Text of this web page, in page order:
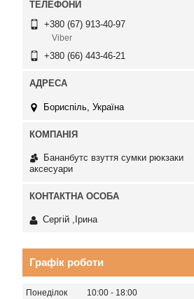
+380 (67) 913-40-97
Viber
+380 (66) 443-46-21
Бориспіль, Україна
Бананбутс взуття сумки рюкзаки
аксесуари
Сергій ,Ірина
Графік роботи
Понеділок 10:00
18:00